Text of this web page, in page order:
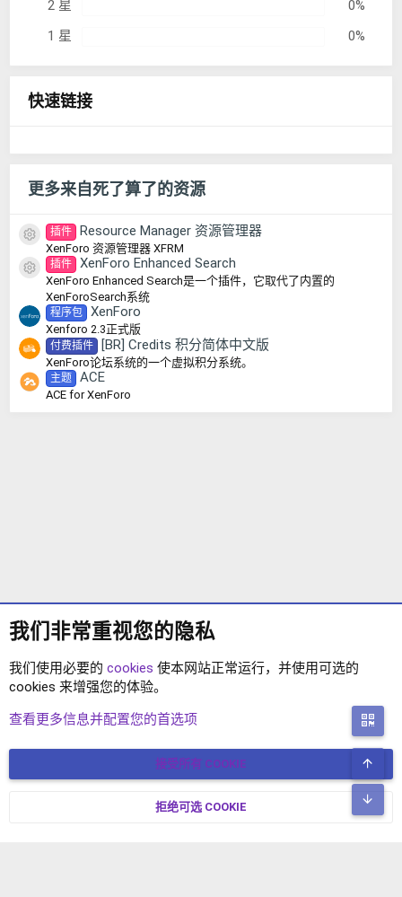
2 星
0%
1 星
0%
快速链接
更多来自死了算了的资源
资源图标
插件 Resource Manager 资源管理器
XenForo 资源管理器 XFRM
资源图标
插件 XenForo Enhanced Search
XenForo Enhanced Search是一个插件，它取代了内置的
XenForoSearch系统
程序包 XenForo
Xenforo 2.3正式版
付费插件 [BR] Credits 积分简体中文版
XenForo论坛系统的一个虚拟积分系统。
主题 ACE
ACE for XenForo
XENFORO 2.2 主题
简体中文 联系我们
© COPYRIGHT 2017-2026 XENFORO中文社区 版权所有 冀ICP备
我们非常重视您的隐私
我们使用必要的 cookies 使本网站正常运行，并使用可选的
cookies 来增强您的体验。
查看更多信息并配置您的首选项
接受所有 COOKIE
拒绝可选 COOKIE